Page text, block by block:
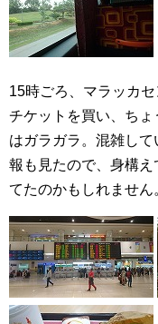
15時ごろ、マラッカ
チケットを買い、ち
はガラガラ。混雑し
報も見たので、身構
てたのかもしれません